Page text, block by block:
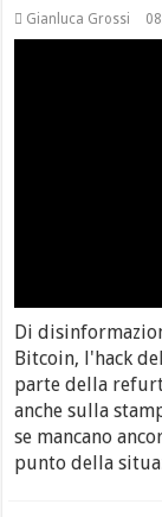
Gianluca Grossi
Di
Bitcoin, l'hack
parte della
anche sulla
se mancano
punto della